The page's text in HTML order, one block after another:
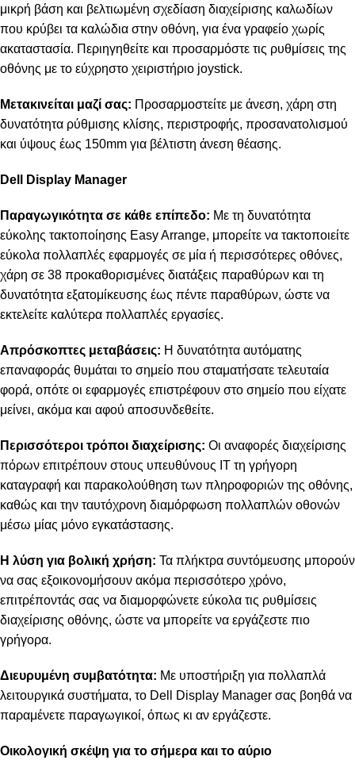
μικρή βάση και βελτιωμένη σχεδίαση διαχείρισης καλωδίων
που κρύβει τα καλώδια στην οθόνη, για ένα γραφείο χωρίς
ακαταστασία. Περιηγηθείτε και προσαρμόστε τις ρυθμίσεις της
οθόνης με το εύχρηστο χειριστήριο joystick.
Μετακινείται μαζί σας: Προσαρμοστείτε με άνεση, χάρη στη
δυνατότητα ρύθμισης κλίσης, περιστροφής, προσανατολισμού
και ύψους έως 150mm για βέλτιστη άνεση θέασης.
Dell Display Manager
Παραγωγικότητα σε κάθε επίπεδο: Με τη δυνατότητα
εύκολης τακτοποίησης Easy Arrange, μπορείτε να τακτοποιείτε
εύκολα πολλαπλές εφαρμογές σε μία ή περισσότερες οθόνες,
χάρη σε 38 προκαθορισμένες διατάξεις παραθύρων και τη
δυνατότητα εξατομίκευσης έως πέντε παραθύρων, ώστε να
εκτελείτε καλύτερα πολλαπλές εργασίες.
Απρόσκοπτες μεταβάσεις: Η δυνατότητα αυτόματης
επαναφοράς θυμάται το σημείο που σταματήσατε τελευταία
φορά, οπότε οι εφαρμογές επιστρέφουν στο σημείο που είχατε
μείνει, ακόμα και αφού αποσυνδεθείτε.
Περισσότεροι τρόποι διαχείρισης: Οι αναφορές διαχείρισης
πόρων επιτρέπουν στους υπευθύνους IT τη γρήγορη
καταγραφή και παρακολούθηση των πληροφοριών της οθόνης,
καθώς και την ταυτόχρονη διαμόρφωση πολλαπλών οθονών
μέσω μίας μόνο εγκατάστασης.
Η λύση για βολική χρήση: Τα πλήκτρα συντόμευσης μπορούν
να σας εξοικονομήσουν ακόμα περισσότερο χρόνο,
επιτρέποντάς σας να διαμορφώνετε εύκολα τις ρυθμίσεις
διαχείρισης οθόνης, ώστε να μπορείτε να εργάζεστε πιο
γρήγορα.
Διευρυμένη συμβατότητα: Με υποστήριξη για πολλαπλά
λειτουργικά συστήματα, το Dell Display Manager σας βοηθά να
παραμένετε παραγωγικοί, όπως κι αν εργάζεστε.
Οικολογική σκέψη για το σήμερα και το αύριο